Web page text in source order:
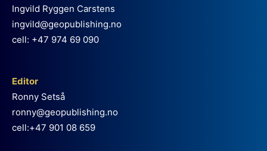
Ingvild Ryggen Carstens
ingvild@geopublishing.no
cell: +47 974 69 090
Editor
Ronny Setså
ronny@geopublishing.no
cell:+47 901 08 659